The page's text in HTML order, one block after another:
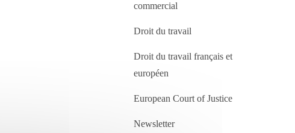
commercial
Droit du travail
Droit du travail français et
européen
European Court of Justice
Newsletter